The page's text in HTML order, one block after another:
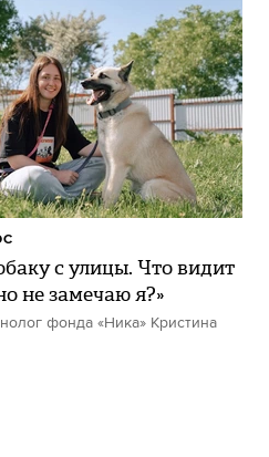
с улицы. Что видит
не замечаю я?»
фонда «Ника» Кристина